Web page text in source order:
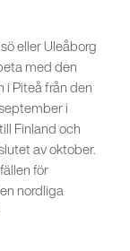
eller Uleåborg
med den
i Piteå från den
i
Finland och
av oktober.
för
nordliga